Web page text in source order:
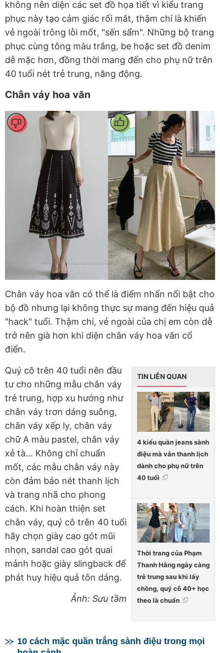
không nên diện các set đồ họa tiết vì kiểu trang
phục này tạo cảm giác rối mắt, thậm chí là khiến
vẻ ngoài trông lỗi mốt, "sến sẩm". Những bộ trang
phục cùng tông màu trắng, be hoặc set đồ denim
dễ mặc hơn, đồng thời mang đến cho phụ nữ trên
40 tuổi nét trẻ trung, năng động.
Chân váy hoa văn
Chân váy hoa văn có thể là điểm nhấn nổi bật cho
bộ đồ nhưng lại không thực sự mang đến hiệu quả
"hack" tuổi. Thậm chí, vẻ ngoài của chị em còn dễ
trở nên già hơn khi diện chân váy hoa văn cổ
điển.
TIN LIÊN QUAN
4 kiểu quần jeans sành
điệu mà vẫn thanh lịch
dành cho phụ nữ trên
40 tuổi
Thời trang của Phạm
Thanh Hằng ngày càng
trẻ trung sau khi lấy
chồng, quý cô 40+ học
theo là chuẩn
Quý cô trên 40 tuổi nên đầu
tư cho những mẫu chân váy
trẻ trung, hợp xu hướng như
chân váy trơn dáng suông,
chân váy xếp ly, chân váy
chữ A màu pastel, chân váy
xẻ tà… Không chỉ chuẩn
mốt, các mẫu chân váy này
còn đảm bảo nét thanh lịch
và trang nhã cho phong
cách. Khi hoàn thiện set
chân váy, quý cô trên 40 tuổi
hãy chọn giày cao gót mũi
nhọn, sandal cao gót quai
mảnh hoặc giày slingback để
phát huy hiệu quả tôn dáng.
Ảnh: Sưu tầm
10 cách mặc quần trắng sành điệu trong mọi